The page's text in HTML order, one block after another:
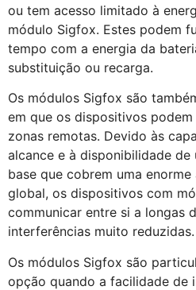
ou tem acesso limitado à
módulo Sigfox. Estes podem
tempo com a energia da
substituição ou recarga.
Os módulos Sigfox são
em que os dispositivos
zonas remotas. Devido às
alcance e à disponibilidade
base que cobrem uma
global, os dispositivos com
communicar entre si a longas
interferências muito reduzidas.
Os módulos Sigfox são
opção quando a facilidade de